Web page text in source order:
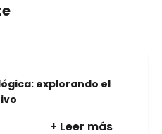
explorando el
+ Leer más